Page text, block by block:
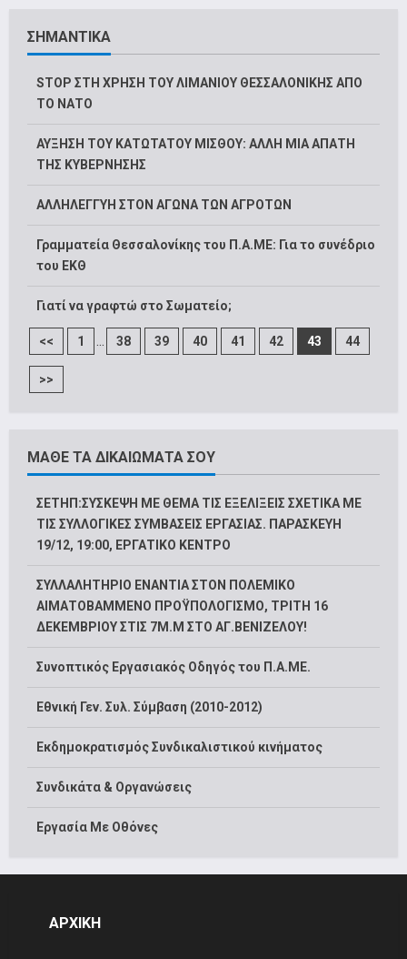
ΣΗΜΑΝΤΙΚΑ
STOP ΣΤΗ ΧΡΗΣΗ ΤΟΥ ΛΙΜΑΝΙΟΥ ΘΕΣΣΑΛΟΝΙΚΗΣ ΑΠΟ
ΤΟ ΝΑΤΟ
ΑΥΞΗΣΗ ΤΟΥ ΚΑΤΩΤΑΤΟΥ ΜΙΣΘΟΥ: ΑΛΛΗ ΜΙΑ ΑΠΑΤΗ
ΤΗΣ ΚΥΒΕΡΝΗΣΗΣ
ΑΛΛΗΛΕΓΓΥΗ ΣΤΟΝ ΑΓΩΝΑ ΤΩΝ ΑΓΡΟΤΩΝ
Γραμματεία Θεσσαλονίκης του Π.Α.ΜΕ: Για το συνέδριο
του ΕΚΘ
Γιατί να γραφτώ στο Σωματείο;
<< 1 ... 38 39 40 41 42 43 44
>>
ΜΑΘΕ ΤΑ ΔΙΚΑΙΩΜΑΤΑ ΣΟΥ
ΣΕΤΗΠ:ΣΥΣΚΕΨΗ ΜΕ ΘΕΜΑ ΤΙΣ ΕΞΕΛΙΞΕΙΣ ΣΧΕΤΙΚΑ ΜΕ
ΤΙΣ ΣΥΛΛΟΓΙΚΕΣ ΣΥΜΒΑΣΕΙΣ ΕΡΓΑΣΙΑΣ. ΠΑΡΑΣΚΕΥΗ
19/12, 19:00, ΕΡΓΑΤΙΚΟ ΚΕΝΤΡΟ
ΣΥΛΛΑΛΗΤΗΡΙΟ ΕΝΑΝΤΙΑ ΣΤΟΝ ΠΟΛΕΜΙΚΟ
ΑΙΜΑΤΟΒΑΜΜΕΝΟ ΠΡΟΫΠΟΛΟΓΙΣΜΟ, ΤΡΙΤΗ 16
ΔΕΚΕΜΒΡΙΟΥ ΣΤΙΣ 7Μ.Μ ΣΤΟ ΑΓ.ΒΕΝΙΖΕΛΟΥ!
Συνοπτικός Εργασιακός Οδηγός του Π.Α.ΜΕ.
Εθνική Γεν. Συλ. Σύμβαση (2010-2012)
Εκδημοκρατισμός Συνδικαλιστικού κινήματος
Συνδικάτα & Οργανώσεις
Εργασία Με Οθόνες
ΑΡΧΙΚΗ